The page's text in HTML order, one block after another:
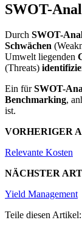
SWOT-
Durch SWOT-
Schwächen
Umwelt liegenden
(Threats)
Ein fürSWOT-
Benchmarking,
ist.
VORHERIGER
Relevante Kosten
NÄCHSTER
Yield Management
Teile diesen Artikel: